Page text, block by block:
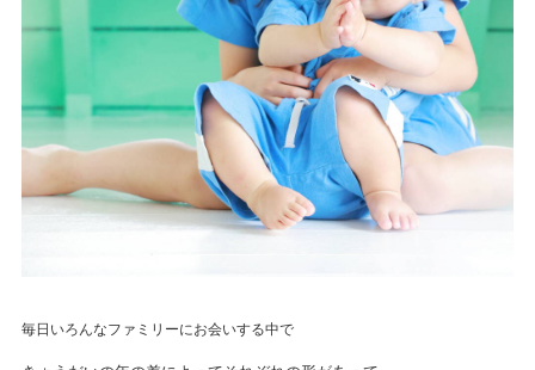
毎日いろんなファミリーにお会いする中で